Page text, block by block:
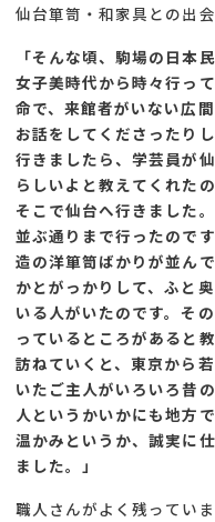
仙台箪笥・和家具との出
「そんな頃、駒場の日本
女子美時代から時々行っ
命で、来館者がいない広
お話をしてくださったり
行きましたら、学芸員が
らしいよと教えてくれたの
そこで仙台へ行きました
並ぶ通りまで行ったので
造の洋箪笥ばかりが並ん
かとがっかりして、ふと
いる人がいたのです。そ
っているところがあると
訪ねていくと、東京から
いたご主人がいろいろ昔
人というかいかにも地方
温かみというか、誠実に
ました。」
職人さんがよく残っていま